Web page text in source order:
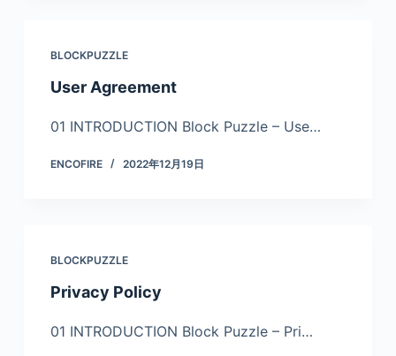
BLOCKPUZZLE
User Agreement
01 INTRODUCTION Block Puzzle – Use…
ENCOFIRE 2022年12月19日
BLOCKPUZZLE
Privacy Policy
01 INTRODUCTION Block Puzzle – Pri…